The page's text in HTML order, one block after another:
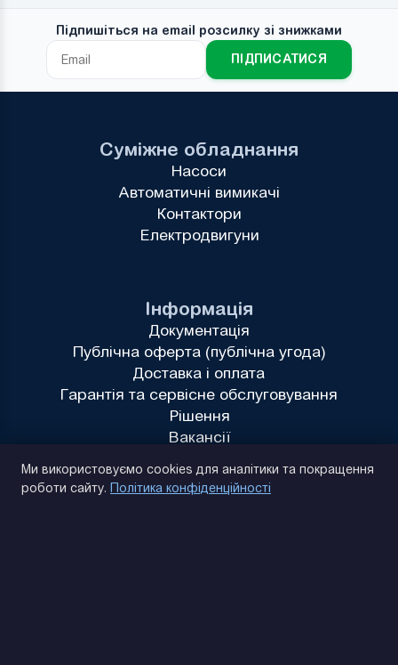
Підпишіться на email розсилку зі знижками
ПІДПИСАТИСЯ
Інформація
Документація
Публічна оферта (публічна угода)
Доставка і оплата
Гарантія та сервісне обслуговування
Рішення
Вакансії
Суміжне обладнання
Насоси
Автоматичні вимикачі
Контактори
Електродвигуни
Ми використовуємо cookies для аналітики та покращення
роботи сайту. Політика конфіденційності